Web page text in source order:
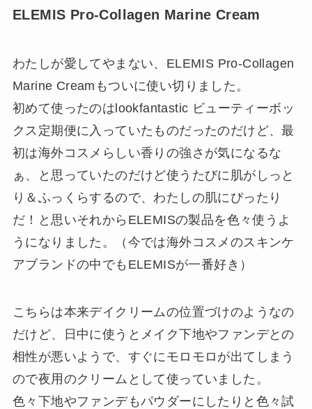
ELEMIS Pro-Collagen Marine Cream
わたしが愛してやまない、ELEMIS Pro-Collagen
Marine Creamもついに使い切りました。
初めて使ったのはlookfantastic ビューティーボッ
クス定期便に入っていたものだったのだけど、最
初は海外コスメらしい香りの強さが気になるな
ぁ、と思っていたのだけど使うたびに肌がしっと
り＆ふっくらするので、わたしの肌にぴったり
だ！と思いそれからELEMISの製品を色々使うよ
うになりました。（今では海外コスメのスキンケ
アブランドの中でもELEMISが一番好き）
こちらは本来デイクリームの位置づけのようなの
だけど、日中に使うとメイク下地やファンデとの
相性が悪いようで、すぐにモロモロが出てしまう
ので夜用のクリームとして使っていました。
色々下地やファンデもパウダーにしたりと色々試